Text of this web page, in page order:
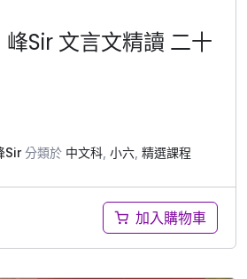
峰Sir 文言文精讀 二十
Sir分類於 中文科 小六 精選課程
加入購物車